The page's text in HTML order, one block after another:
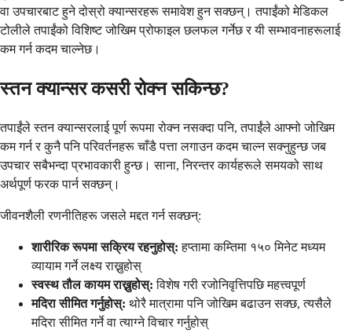
वा उपचारबाट हुने दोस्रो क्यान्सरहरू समावेश हुन सक्छन्। तपाईंको मेडिकल
टोलीले तपाईंको विशिष्ट जोखिम प्रोफाइल छलफल गर्नेछ र यी सम्भावनाहरूलाई
कम गर्न कदम चाल्नेछ।
स्तन क्यान्सर कसरी रोक्न सकिन्छ?
तपाईंले स्तन क्यान्सरलाई पूर्ण रूपमा रोक्न नसक्दा पनि, तपाईंले आफ्नो जोखिम
कम गर्न र कुनै पनि परिवर्तनहरू चाँडै पत्ता लगाउन कदम चाल्न सक्नुहुन्छ जब
उपचार सबैभन्दा प्रभावकारी हुन्छ। साना, निरन्तर कार्यहरूले समयको साथ
अर्थपूर्ण फरक पार्न सक्छन्।
जीवनशैली रणनीतिहरू जसले मद्दत गर्न सक्छन्:
शारीरिक रूपमा सक्रिय रहनुहोस्: हप्तामा कम्तिमा १५० मिनेट मध्यम
व्यायाम गर्ने लक्ष्य राख्नुहोस्
स्वस्थ तौल कायम राख्नुहोस्: विशेष गरी रजोनिवृत्तिपछि महत्त्वपूर्ण
मदिरा सीमित गर्नुहोस्: थोरै मात्रामा पनि जोखिम बढाउन सक्छ, त्यसैले
मदिरा सीमित गर्ने वा त्याग्ने विचार गर्नुहोस्